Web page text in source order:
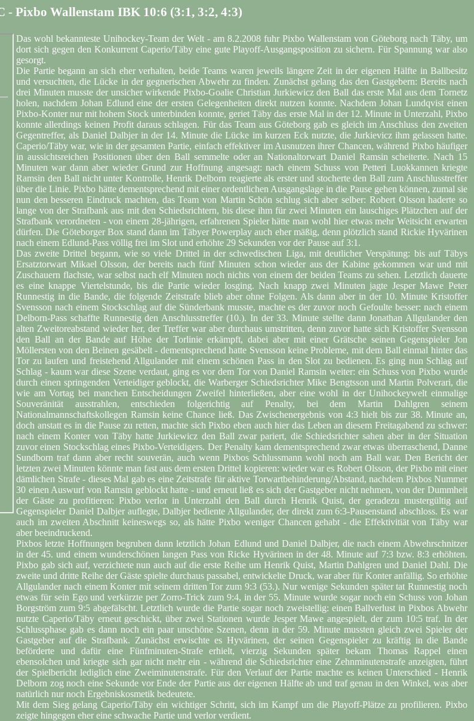
- Pixbo Wallenstam IBK 10:6 (3:1, 3:2, 4:3)
Das wohl bekannteste Unihockey-Team der Welt - am 8.2.2008 fuhr Pixbo Wallenstam von Göteborg nach Täby, um
dort sich gegen den Konkurrent Caperio/Täby eine gute Playoff-Ausgangsposition zu sichern. Für Spannung war also
gesorgt.
Die Partie begann an sich eher verhalten, beide Teams waren jeweils längere Zeit in der eigenen Hälfte in Ballbesitz
und versuchten, die Lücke in der gegnerischen Abwehr zu finden. Zunächst gelang das den Gastgebern: Bereits nach
drei Minuten musste der unsicher wirkende Pixbo-Goalie Christian Jurkiewicz den Ball das erste Mal aus dem Tornetz
holen, nachdem Johan Edlund eine der ersten Gelegenheiten direkt nutzen konnte. Nachdem Johan Lundqvist einen
Pixbo-Konter nur mit hohem Stock unterbinden konnte, geriet Täby das erste Mal in der 12. Minute in Unterzahl, Pixbo
konnte allerdings keinen Profit daraus schlagen. Für das Team aus Göteborg gab es gleich im Anschluss den zweiten
Gegentreffer, als Daniel Dalbjer in der 14. Minute die Lücke im kurzen Eck nutzte, die Jurkievicz ihm gelassen hatte.
Caperio/Täby war, wie in der gesamten Partie, einfach effektiver im Ausnutzen ihrer Chancen, während Pixbo häufiger
in aussichtsreichen Positionen über den Ball semmelte oder an Nationaltorwart Daniel Ramsin scheiterte. Nach 15
Minuten war dann aber wieder Grund zur Hoffnung angesagt: nach einem Schuss von Petteri Luokkannen kriegte
Ramsin den Ball nicht unter Kontrolle, Henrik Delborn reagierte als erster und stocherte den Ball zum Anschlusstreffer
über die Linie. Pixbo hätte dementsprechend mit einer ordentlichen Ausgangslage in die Pause gehen können, zumal sie
nun den besseren Eindruck machten, das Team von Martin Schön schlug sich aber selber: Robert Olsson haderte so
lange von der Strafbank aus mit den Schiedsrichtern, bis diese ihm für zwei Minuten ein lauschiges Plätzchen auf der
Strafbank verordneten - von einem 28-jährigen, erfahrenen Spieler hätte man wohl hier etwas mehr Weitsicht erwarten
dürfen. Die Göteborger Box stand dann im Täbyer Powerplay auch eher mäßig, denn plötzlich stand Rickie Hyvärinen
nach einem Edlund-Pass völlig frei im Slot und erhöhte 29 Sekunden vor der Pause auf 3:1.
Das zweite Drittel begann, wie so viele Drittel in der schwedischen Liga, mit deutlicher Verspätung: bis auf Täbys
Ersatztorwart Mikael Olsson, der bereits nach fünf Minuten schon wieder aus der Kabine gekommen war und mit
Zuschauern flachste, war selbst nach elf Minuten noch nichts von einem der beiden Teams zu sehen. Letztlich dauerte
es eine knappe Viertelstunde, bis die Partie wieder losging. Nach knapp zwei Minuten jagte Jesper Mawe Peter
Runnestig in die Bande, die folgende Zeitstrafe blieb aber ohne Folgen. Als dann aber in der 10. Minute Kristoffer
Svensson nach einem Stockschlag auf die Sünderbank musste, machte es der zuvor noch Gefoulte besser: nach einem
Delborn-Pass schaffte Runnestig den Anschlusstreffer (10.). In der 33. Minute stellte dann Jonathan Allgulander den
alten Zweitoreabstand wieder her, der Treffer war aber durchaus umstritten, denn zuvor hatte sich Kristoffer Svensson
den Ball an der Bande auf Höhe der Torlinie erkämpft, dabei aber mit einer Grätsche seinen Gegenspieler Jon
Möllersten von den Beinen gesäbelt - dementsprechend hatte Svensson keine Probleme, mit dem Ball einmal hinter das
Tor zu laufen und freistehend Allgulander mit einem schönen Pass in den Slot zu bedienen. Es ging nun Schlag auf
Schlag - kaum war diese Szene verdaut, ging es vor dem Tor von Daniel Ramsin weiter: ein Schuss von Pixbo wurde
durch einen springenden Verteidiger geblockt, die Warberger Schiedsrichter Mike Bengtsson und Martin Polverari, die
wie am Vortag bei manchen Entscheidungen Zweifel hinterließen, aber eine wohl in der Unihockeywelt einmalige
Souveränität ausstrahlen, entschieden folgerichtig auf Penalty, bei dem Martin Dahlgren seinem
Nationalmannschaftskollegen Ramsin keine Chance ließ. Das Zwischenergebnis von 4:3 hielt bis zur 38. Minute an,
doch anstatt es in die Pause zu retten, machte sich Pixbo eben auch hier das Leben an diesem Freitagabend zu schwer:
nach einem Konter von Täby hatte Jurkiewicz den Ball zwar pariert, die Schiedsrichter sahen aber in der Situation
zuvor einen Stockschlag eines Pixbo-Verteidigers. Der Penalty kam dementsprechend zwar etwas überraschend, Danne
Sundborn traf dann aber recht souverän, auch wenn Pixbos Schlussmann wohl noch am Ball war. Den Bericht der
letzten zwei Minuten könnte man fast aus dem ersten Drittel kopieren: wieder war es Robert Olsson, der Pixbo mit einer
dämlichen Strafe - dieses Mal gab es eine Zeitstrafe für aktive Torwartbehinderung/Abstand, nachdem Pixbos Nummer
30 einen Auswurf von Ramsin geblockt hatte - und erneut ließ es sich der Gastgeber nicht nehmen, von der Dummheit
der Gäste zu profitieren: Pixbo verlor in Unterzahl den Ball durch Henrik Quist, der geradezu mustergültig auf
Gegenspieler Daniel Dalbjer auflegte, Dalbjer bediente Allgulander, der direkt zum 6:3-Pausenstand abschloss. Es war
auch im zweiten Abschnitt keineswegs so, als hätte Pixbo weniger Chancen gehabt - die Effektivitiät von Täby war
aber beeindruckend.
Pixbos letzte Hoffnungen begruben dann letztlich Johan Edlund und Daniel Dalbjer, die nach einem Abwehrschnitzer
in der 45. und einem wunderschönen langen Pass von Ricke Hyvärinen in der 48. Minute auf 7:3 bzw. 8:3 erhöhten.
Pixbo gab sich auf, verzichtete nun auch auf die erste Reihe um Henrik Quist, Martin Dahlgren und Daniel Dahl. Die
zweite und dritte Reihe der Gäste spielte durchaus passabel, entwickelte Druck, war aber für Konter anfällig. So erhöhte
Allgulander nach einem Konter mit seinem dritten Tor zum 9:3 (53.). Nur wenige Sekunden später tat Runnestig noch
etwas für sein Ego und verkürzte per Zorro-Trick zum 9:4, in der 55. Minute wurde sogar noch ein Schuss von Johan
Borgström zum 9:5 abgefälscht. Letztlich wurde die Partie sogar noch zweistellig: einen Ballverlust in Pixbos Abwehr
nutzte Caperio/Täby erneut geschickt, über zwei Stationen wurde Jesper Mawe angespielt, der zum 10:5 traf. In der
Schlussphase gab es dann noch ein paar unschöne Szenen, denn in der 59. Minute mussten gleich zwei Spieler der
Gastgeber auf die Strafbank. Zunächst erwischte es Hyvärinen, der seinen Gegenspieler zu kräftig in die Bande
beförderte und dafür eine Fünfminuten-Strafe erhielt, vierzig Sekunden später bekam Thomas Rappel einen
ebensolchen und kriegte sich gar nicht mehr ein - während die Schiedsrichter eine Zehnminutenstrafe anzeigten, führt
der Spielbericht lediglich eine Zweiminutenstrafe. Für den Verlauf der Partie machte es keinen Unterschied - Henrik
Delborn zog noch eine Sekunde vor Ende der Partie aus der eigenen Hälfte ab und traf genau in den Winkel, was aber
natürlich nur noch Ergebniskosmetik bedeutete.
Mit dem Sieg gelang Caperio/Täby ein wichtiger Schritt, sich im Kampf um die Playoff-Plätze zu profilieren. Pixbo
zeigte hingegen eher eine schwache Partie und verlor verdient.